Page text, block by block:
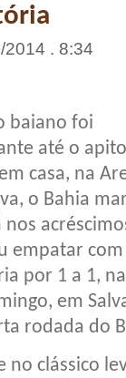
2014 . 8:34
baiano foi
até o
casa, na
o Bahia
nos
empatar
por 1 a 1,
em
rodada do
no clássico